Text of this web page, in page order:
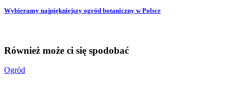
Wybieramy najpiękniejszy ogród botaniczny w Polsce
Również może ci się spodobać
Ogród